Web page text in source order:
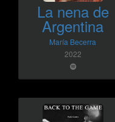
La nena de
Argentina
María Becerra
2022